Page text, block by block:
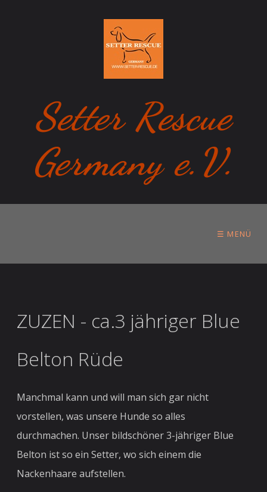
Setter Rescue
Germany e.V.
☰ MENÜ
ZUZEN - ca.3 jähriger Blue
Belton Rüde
Manchmal kann und will man sich gar nicht
vorstellen, was unsere Hunde so alles
durchmachen. Unser bildschöner 3-jähriger Blue
Belton ist so ein Setter, wo sich einem die
Nackenhaare aufstellen.